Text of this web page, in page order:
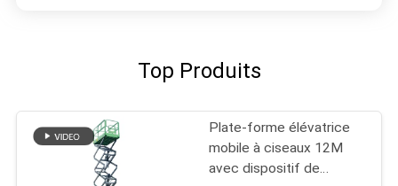
Top Produits
Plate-forme élévatrice
mobile à ciseaux 12M
avec dispositif de